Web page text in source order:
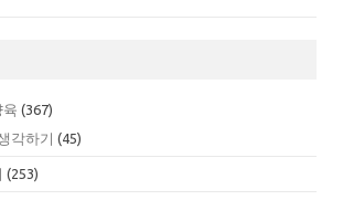
육 (367)
각하기 (45)
(253)